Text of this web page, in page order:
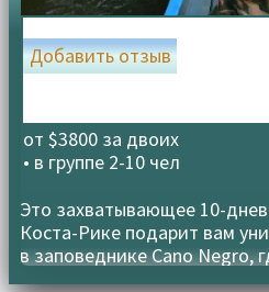
от $3800 за двоих
• в группе 2-10 чел
Добавить отзыв
Это захватывающее 10-
Коста-Рике подарит вам
в заповеднике Cano Negro,
древнюю панцирну